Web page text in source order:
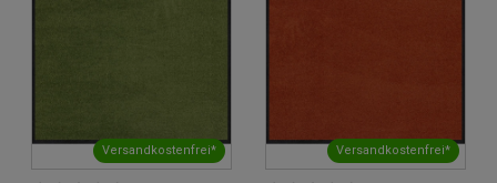
Versandkostenfrei* Versandkostenfrei*